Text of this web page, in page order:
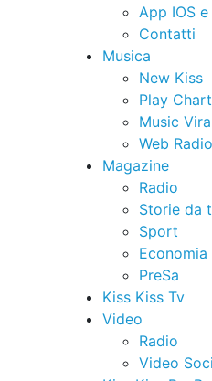
App IOS
Contatti
Musica
New Kiss
Play Chart
Music
Web Radio
Magazine
Radio
Storie da
Sport
PreSa
Kiss Kiss Tv
Video
Radio
Video